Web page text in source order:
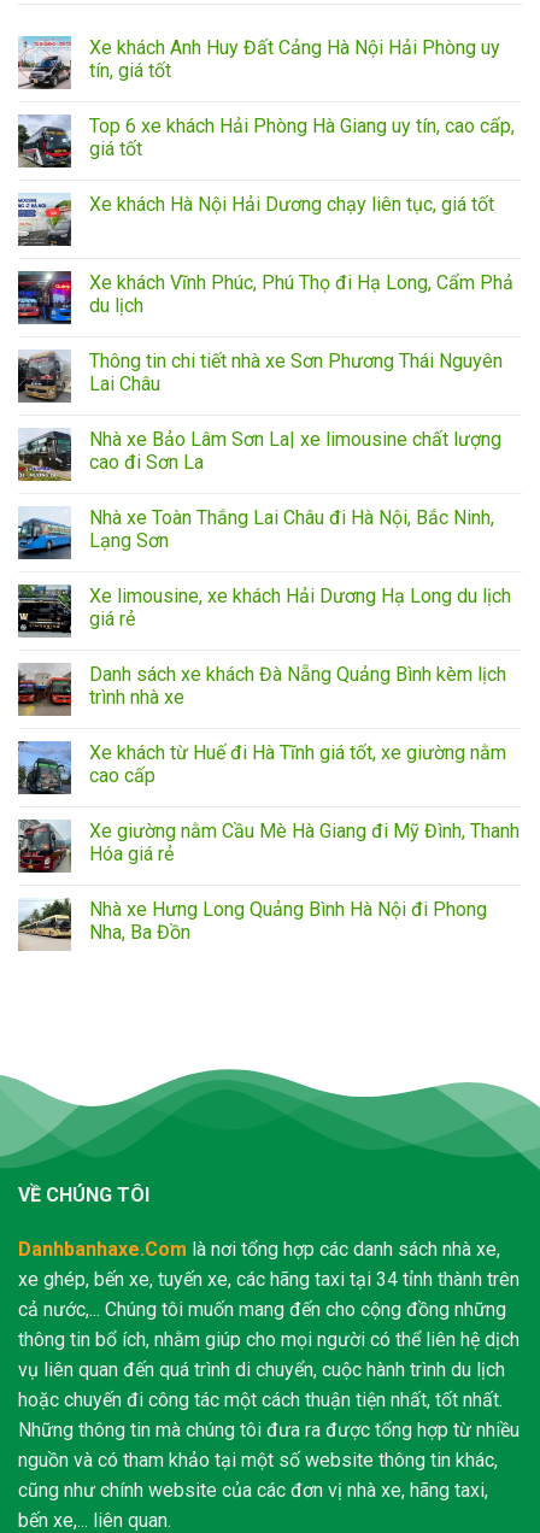
Xe khách Anh Huy Đất Cảng Hà Nội Hải Phòng uy
tín, giá tốt
Top 6 xe khách Hải Phòng Hà Giang uy tín, cao cấp,
giá tốt
Xe khách Hà Nội Hải Dương chạy liên tục, giá tốt
Xe khách Vĩnh Phúc, Phú Thọ đi Hạ Long, Cẩm Phả
du lịch
Thông tin chi tiết nhà xe Sơn Phương Thái Nguyên
Lai Châu
Nhà xe Bảo Lâm Sơn La| xe limousine chất lượng
cao đi Sơn La
Nhà xe Toàn Thắng Lai Châu đi Hà Nội, Bắc Ninh,
Lạng Sơn
Xe limousine, xe khách Hải Dương Hạ Long du lịch
giá rẻ
Danh sách xe khách Đà Nẵng Quảng Bình kèm lịch
trình nhà xe
Xe khách từ Huế đi Hà Tĩnh giá tốt, xe giường nằm
cao cấp
Xe giường nằm Cầu Mè Hà Giang đi Mỹ Đình, Thanh
Hóa giá rẻ
Nhà xe Hưng Long Quảng Bình Hà Nội đi Phong
Nha, Ba Đồn
VỀ CHÚNG TÔI
Danhbanhaxe.Com là nơi tổng hợp các danh sách nhà xe,
xe ghép, bến xe, tuyến xe, các hãng taxi tại 34 tỉnh thành trên
cả nước,... Chúng tôi muốn mang đến cho cộng đồng những
thông tin bổ ích, nhằm giúp cho mọi người có thể liên hệ dịch
vụ liên quan đến quá trình di chuyển, cuộc hành trình du lịch
hoặc chuyến đi công tác một cách thuận tiện nhất, tốt nhất.
Những thông tin mà chúng tôi đưa ra được tổng hợp từ nhiều
nguồn và có tham khảo tại một số website thông tin khác,
cũng như chính website của các đơn vị nhà xe, hãng taxi,
bến xe,... liên quan.